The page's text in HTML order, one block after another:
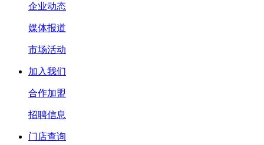
企业动态
媒体报道
市场活动
加入我们
合作加盟
招聘信息
门店查询